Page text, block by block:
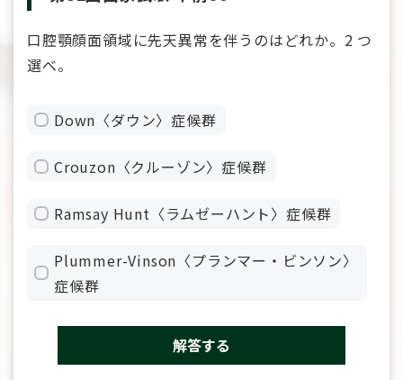
口腔顎顔面領域に先天異常を伴うのはどれか。2 つ
選べ。
Down〈ダウン〉症候群
Crouzon〈クルーゾン〉症候群
Ramsay Hunt〈ラムゼーハント〉症候群
Plummer-Vinson〈プランマー・ビンソン〉
症候群
解答する